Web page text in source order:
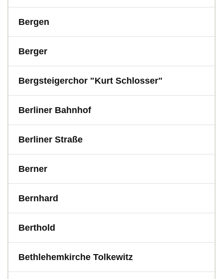
Bergen
Berger
Bergsteigerchor "Kurt Schlosser"
Berliner Bahnhof
Berliner Straße
Berner
Bernhard
Berthold
Bethlehemkirche Tolkewitz